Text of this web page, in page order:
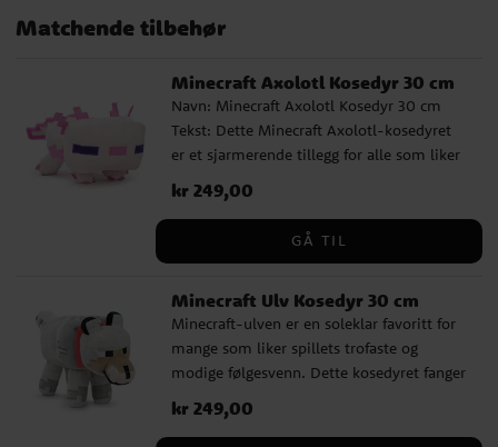
Matchende tilbehør
Minecraft Axolotl Kosedyr 30 cm
Navn: Minecraft Axolotl Kosedyr 30 cm
Tekst: Dette Minecraft Axolotl-kosedyret
er et sjarmerende tillegg for alle som liker
spillets fargerike og spesielle figurer. Med
sitt velkjente utseende og sine
karakteristiske detaljer blir den raskt en
favoritt blant barn og spillentusiaster som
Minecraft-skapning. Kosedyret passer
perfekt som gave til en Minecraft-fan og er
like morsomt å leke med som å ha
fremme på rommet. En koselig figur som
tar med følelsen fra spillet inn i
hverdagen. ✔️ Lengde: 30 cm ✔️ Laget av
Pris:kr 249,00
kr 249,00
GÅ TIL
Minecraft Ulv Kosedyr 30 cm
Minecraft-ulven er en soleklar favoritt for
mange som liker spillets trofaste og
modige følgesvenn. Dette kosedyret fanger
ulvens velkjente utseende på en myk og
leken måte, noe som gjør den til en
Pris:kr 249,00
kr 249,00